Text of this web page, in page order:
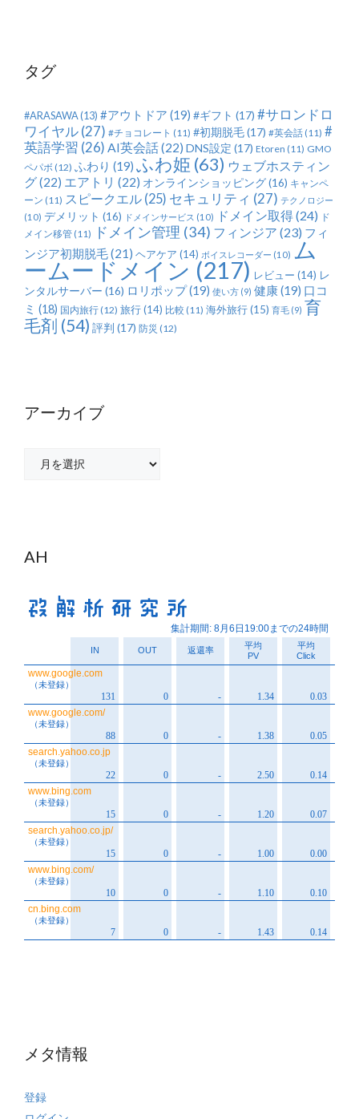
タグ
#ARASAWA(13) #アウトドア (19) #ギフト (17) #サロンドロ
ワイヤル(27) #チョコレート (11) #初期脱毛(17) #英会話 (11) #
英語学習 (26) AI英会話(22) DNS設定 (17) Etoren (11) GMO
ペパボ (12) ふわり (19) ふわ姫 (63) ウェブホスティン
グ(22) エアトリ (22) オンラインショッピング(16) キャンペ
ーン (11) スピークエル (25) セキュリティ (27) テクノロジー
(10) デメリット (16) ドメインサービス (10) ドメイン取得(24) ド
メイン移管 (11) ドメイン管理 (34) フィンジア (23) フィ
ンジア初期脱毛(21) ヘアケア (14) ボイスレコーダー (10) ム
ームードメイン (217) レビュー (14) レ
ンタルサーバー (16) ロリポップ(19) 使い方 (9) 健康(19) 口コ
ミ (18) 国内旅行(12) 旅行(14) 比較 (11) 海外旅行(15) 育毛 (9) 育
毛剤 (54) 評判 (17) 防災 (12)
アーカイブ
AH
メタ情報
登録